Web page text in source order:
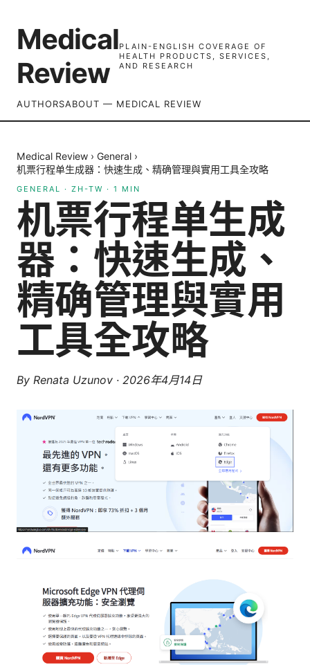
Medical
Review
PLAIN-ENGLISH COVERAGE OF
HEALTH PRODUCTS, SERVICES,
AND RESEARCH
AUTHORSABOUT — MEDICAL REVIEW
Medical Review › General ›
机票行程单生成器：快速生成、精确管理與實用工具全攻略
GENERAL · ZH-TW · 1 MIN
机票行程单生成
器：快速生成、
精确管理與實用
工具全攻略
By Renata Uzunov · 2026年4月14日